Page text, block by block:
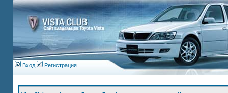
Вход Регистрация